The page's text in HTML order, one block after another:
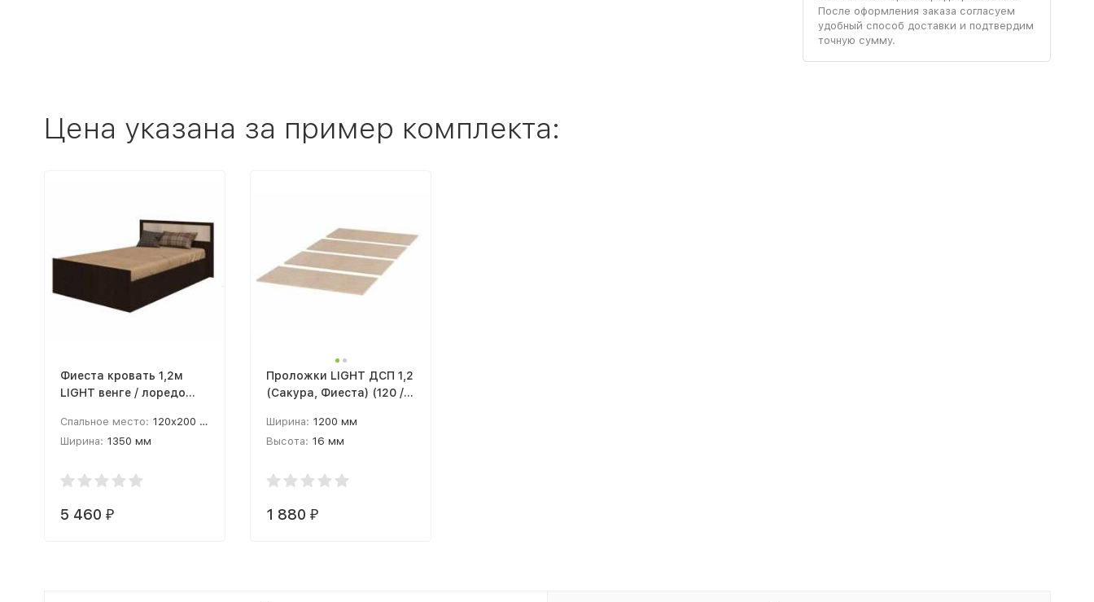
После оформления заказа согласуем
удобный способ доставки и подтвердим
точную сумму.
Цена указана за пример комплекта:
Фиеста кровать 1,2м
LIGHT венге / лоредо
Спальное место: 120x200 см
Ширина: 1350 мм
5 460 ₽
Проложки LIGHT ДСП 1,2
(Сакура, Фиеста) (120 /
Ширина: 1200 мм
Высота: 16 мм
1 880 ₽